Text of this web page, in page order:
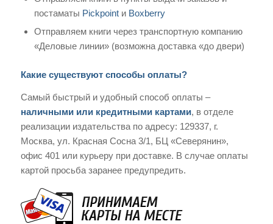
постаматы Pickpointи Boxberry
Отправляем книги через транспортную компанию
«Деловые линии» (возможна доставка «до двери)
Какие существуют способы оплаты?
Самый быстрый и удобный способ оплаты –
наличными или кредитными картами, в отделе
реализации издательства по адресу: 129337, г.
Москва, ул. Красная Сосна 3/1, БЦ «Северянин»,
офис 401 или курьеру при доставке. В случае оплаты
картой просьба заранее предупредить.